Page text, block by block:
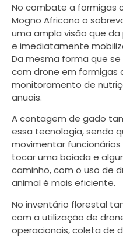
No combate a formigas
Mogno Africano o
uma ampla visão que
e imediatamente
Da mesma forma que
com drone em formigas
monitoramento de
anuais.
A contagem de gado
essa tecnologia, sendo
movimentar
tocar uma boiada e
caminho, com o uso de
animal é mais eficiente.
No inventário florestal
com a utilização de
operacionais, coleta de